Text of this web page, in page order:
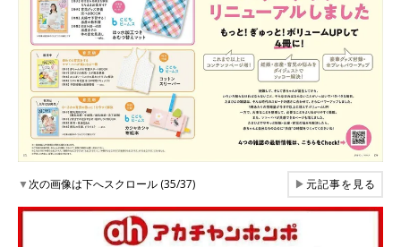
▼次の画像は下へスクロール (35/37) ▶元記事を見る